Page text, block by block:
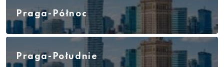
Praga-Północ
Praga-Południe